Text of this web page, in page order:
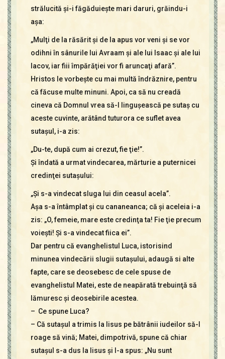
strălucită şi-i făgăduieşte mari daruri, grăindu-i
aşa:
„Mulţi de la răsărit şi de la apus vor veni şi se vor
odihni în sânurile lui Avraam şi ale lui Isaac şi ale lui
Iacov, iar fiii împărăţiei vor fi aruncaţi afară”.
Hristos le vorbeşte cu mai multă îndrăznire, pentru
că făcuse multe minuni. Apoi, ca să nu creadă
cineva că Domnul vrea să-l linguşească pe sutaş cu
aceste cuvinte, arătând tuturora ce suflet avea
sutaşul, i-a zis:
„Du-te, după cum ai crezut, fie ţie!”.
Şi îndată a urmat vindecarea, mărturie a puternicei
credinţei sutaşului:
„Şi s-a vindecat sluga lui din ceasul acela”.
Aşa s-a întâmplat şi cu cananeanca; că şi aceleia i-a
zis: „O, femeie, mare este credinţa ta! Fie ţie precum
voieşti! Şi s-a vindecat fiica ei”.
Dar pentru că evanghelistul Luca, istorisind
minunea vindecării slugii sutaşului, adaugă si alte
fapte, care se deosebesc de cele spuse de
evanghelistul Matei, este de neapărată trebuinţă să
lămuresc şi deosebirile acestea.
– Ce spune Luca?
– Că sutaşul a trimis la Iisus pe bătrânii iudeilor să-l
roage să vină; Matei, dimpotrivă, spune că chiar
sutaşul s-a dus la Iisus şi I-a spus: „Nu sunt